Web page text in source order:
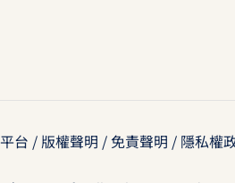
台 / 版權聲明 / 免責聲明 / 隱私權